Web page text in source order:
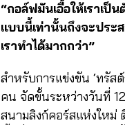
“กอล์ฟมันเอื้อให้เราเป็
แบบนี้เท่านั้นถึงจะประ
เราทำได้มากกว่า”
สำหรับการแข่งขัน ‘ทรัส
คน จัดขั้นระหว่างวันที่
สนามลิงก์คอร์สแห่งใหม่